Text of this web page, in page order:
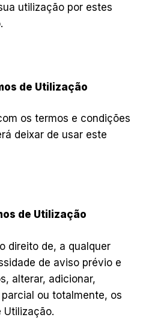
utilização por estes
de Utilização
os termos e condições
deixar de usar este
de Utilização
direito de, a qualquer
de aviso prévio e
alterar, adicionar,
ou totalmente, os
Utilização.